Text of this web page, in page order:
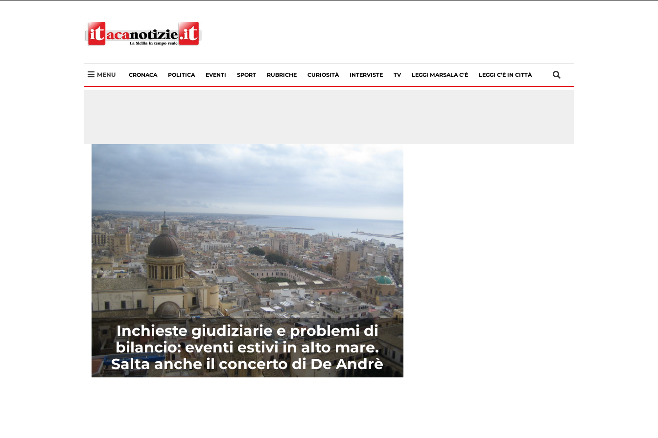
MENU CRONACA POLITICA EVENTI SPORT RUBRICHE CURIOSITÀ INTERVISTE TV LEGGI MARSALA C’È LEGGI C’È IN CITTÀ
Inchieste giudiziarie e problemi di
bilancio: eventi estivi in alto mare.
Salta anche il concerto di De Andrè